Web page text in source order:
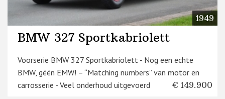
1949
BMW 327 Sportkabriolett
Voorserie BMW 327 Sportkabriolett - Nog een echte
BMW, géén EMW! – “Matching numbers” van motor en
carrosserie - Veel onderhoud uitgevoerd
€ 149.900